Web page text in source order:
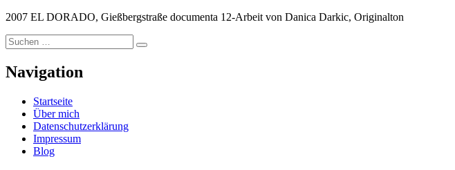
2007 EL DORADO, Gießbergstraße documenta 12-Arbeit von Danica Darkic, Originalton
Suchen
nach:
Suchen
Navigation
Startseite
Über mich
Datenschutzerklärung
Impressum
Blog